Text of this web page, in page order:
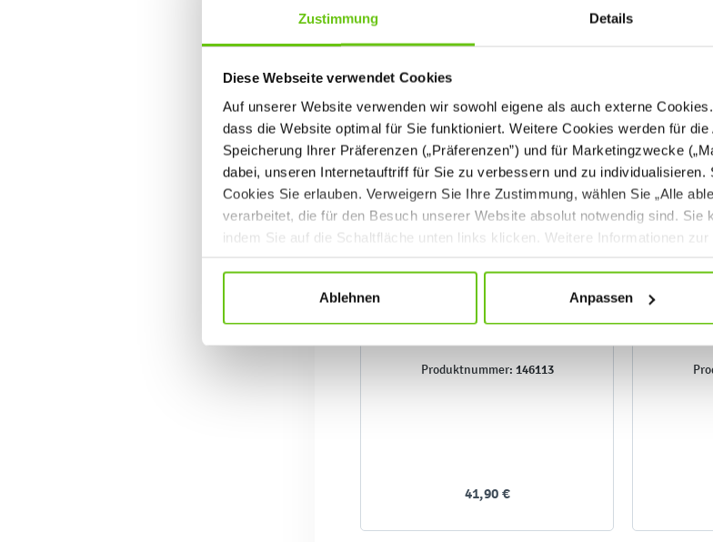
Zustimmung Details
Diese Webseite verwendet Cookies
Auf unserer Website verwenden wir sowohl eigene als auch externe
dass die Website optimal für Sie funktioniert. Weitere Cookies werden für
Speicherung Ihrer Präferenzen („Präferenzen”) und für Marketingzwecke
dabei, unseren Internetauftriff für Sie zu verbessern und zu
Cookies Sie erlauben. Verweigern Sie Ihre Zustimmung, wählen Sie „Alle
verarbeitet, die für den Besuch unserer Website absolut notwendig sind. Sie
indem Sie auf die Schaltfläche unten links klicken. Weitere Informationen
Datenschutzrichtlinien.
Ablehnen Anpassen
Produktnummer: 146113
41,90 €